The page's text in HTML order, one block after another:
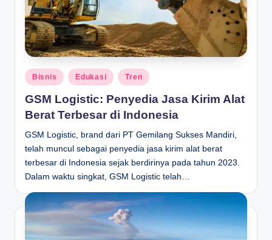
Posted
in
Bisnis Edukasi Tren
GSM Logistic: Penyedia Jasa Kirim Alat
Berat Terbesar di Indonesia
GSM Logistic, brand dari PT Gemilang Sukses Mandiri,
telah muncul sebagai penyedia jasa kirim alat berat
terbesar di Indonesia sejak berdirinya pada tahun 2023.
Dalam waktu singkat, GSM Logistic telah…